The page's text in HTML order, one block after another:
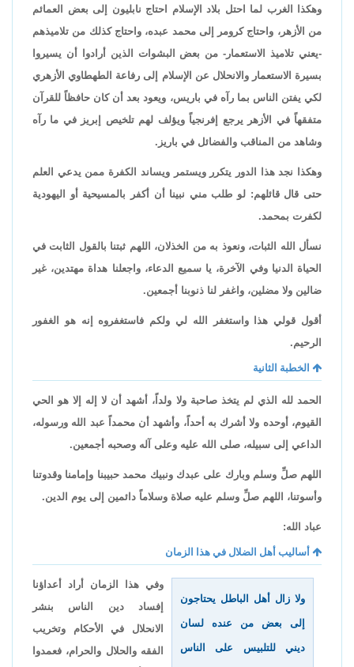
وهكذا الغرب لما احتل بلاد الإسلام احتاج نابليون إلى بعض العمائم
من الأزهر، واحتاج كرومر إلى محمد عبده، واحتاج كذلك من تلاميذهم
-يعني تلاميذ الاستعمار- من بعض البشوات الذين أرادوا أن يسيروا
بسيرة الاستعمار والانحلال عن الإسلام إلى رفاعة الطهطاوي الأزهري
لكي يفتن الناس بما رآه في باريس، ويعود بعد أن كان حافظاً للقرآن
متفقهاً في الأزهر يرجع إفرنجياً ويؤلف لهم تلخيص إبريز في ما رآه
وشاهد من المناقب والفضائل في باريز.
وهكذا نجد هذا الدور يتكرر ويستمر ويساند الكفرة ممن يدعي العلم
حتى قال قائلهم: لو طلب مني نبينا أن أكفر بالمسيحية أو اليهودية
لكفرت بمحمد.
نسأل الله الثبات، ونعوذ به من الخذلان، اللهم ثبتنا بالقول الثابت في
الحياة الدنيا وفي الآخرة، يا سميع الدعاء، واجعلنا هداة مهتدين، غير
ضالين ولا مضلين، واغفر لنا ذنوبنا أجمعين.
أقول قولي هذا واستغفر الله لي ولكم فاستغفروه إنه هو الغفور
الرحيم.
الخطبة الثانية
الحمد لله الذي لم يتخذ صاحبة ولا ولداً، أشهد أن لا إله إلا هو الحي
القيوم، أوحده ولا أشرك به أحداً، وأشهد أن محمداً عبد الله ورسوله،
الداعي إلى سبيله، صلى الله عليه وعلى آله وصحبه أجمعين.
اللهم صلِّ وسلم وبارك على عبدك ونبيك محمد حبيبنا وإمامنا وقدوتنا
وأسوتنا، اللهم صلِّ وسلم عليه صلاة وسلاماً دائمين إلى يوم الدين.
عباد الله:
أساليب أهل الضلال في هذا الزمان
ولا زال أهل الباطل يحتاجون
إلى بعض من عنده لسان
ديني للتلبيس على الناس
وفي هذا الزمان أراد أعداؤنا
إفساد دين الناس بنشر
الانحلال في الأحكام وتخريب
الفقه والحلال والحرام، فعمدوا